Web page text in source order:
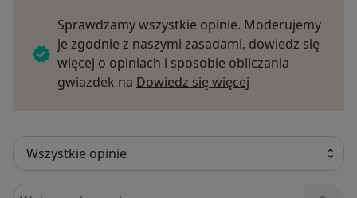
Sprawdzamy wszystkie opinie. Moderujemy
je zgodnie z naszymi zasadami, dowiedz się
więcej o opiniach i sposobie obliczania
gwiazdek na Dowiedz się więcej
Szukaj w opiniach